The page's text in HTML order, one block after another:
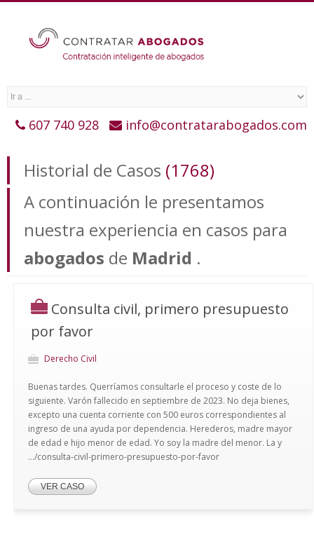
607 740 928 info@contratarabogados.com
Historial de Casos (1768)
A continuación le presentamos
nuestra experiencia en casos para
abogados de Madrid .
Consulta civil, primero presupuesto
por favor
Derecho Civil
Buenas tardes. Querríamos consultarle el proceso y coste de lo
siguiente. Varón fallecido en septiembre de 2023. No deja bienes,
excepto una cuenta corriente con 500 euros correspondientes al
ingreso de una ayuda por dependencia. Herederos, madre mayor
de edad e hijo menor de edad. Yo soy la madre del menor. La y
.../consulta-civil-primero-presupuesto-por-favor
VER CASO